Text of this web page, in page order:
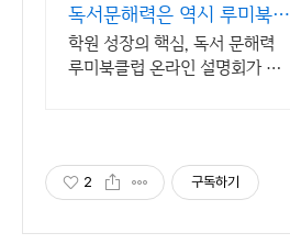
독서문해력은 역시 루미북클
럽 교육사업의 기초 경쟁력
학원 성장의 핵심, 독서 문해력
루미북클럽 온라인 설명회가 수
2 구독하기